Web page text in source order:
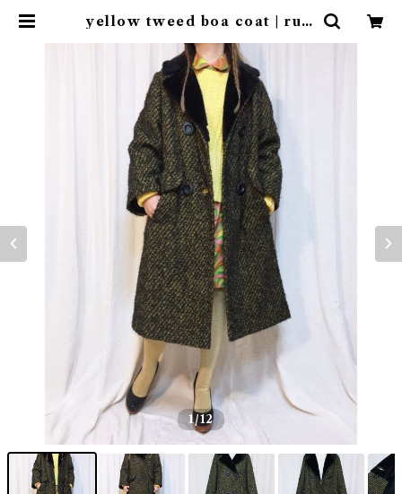
yellow tweed boa coat | ruff
1/12